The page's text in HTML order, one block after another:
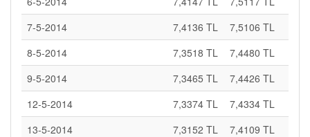
7-5-2014
7,4136 TL
7,5106 TL
8-5-2014
7,3518 TL
7,4480 TL
9-5-2014
7,3465 TL
7,4426 TL
12-5-2014
7,3374 TL
7,4334 TL
13-5-2014
7,3152 TL
7,4109 TL